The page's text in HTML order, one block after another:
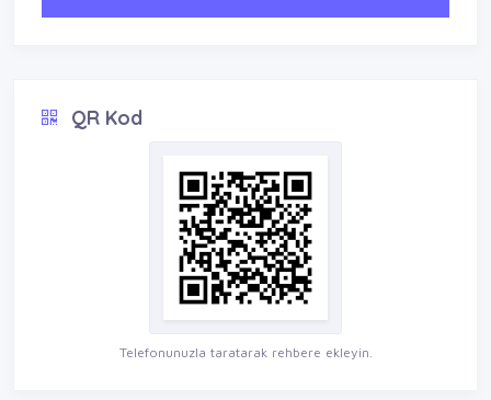
QR Kod
Telefonunuzla taratarak rehbere ekleyin.